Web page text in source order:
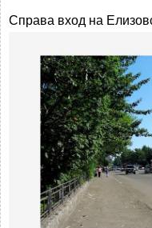
Справа вход на